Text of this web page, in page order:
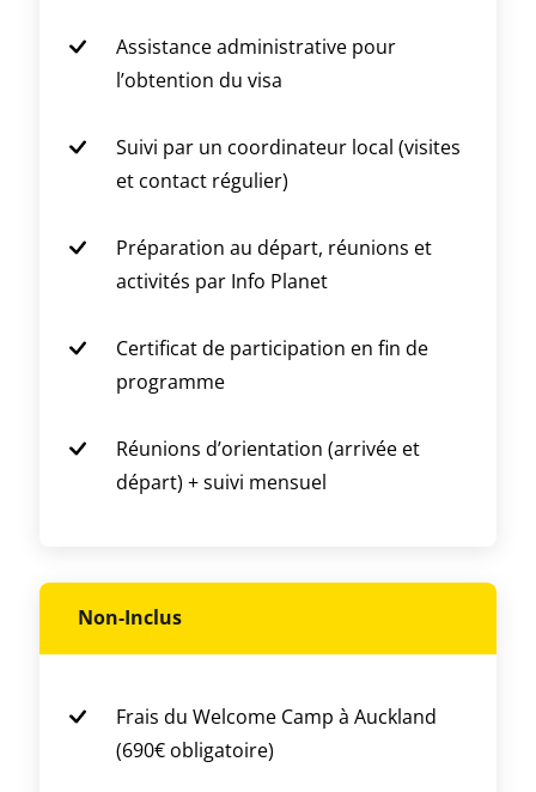
Assistance administrative pour
l’obtention du visa
Suivi par un coordinateur local (visites
et contact régulier)
Préparation au départ, réunions et
activités par Info Planet
Certificat de participation en fin de
programme
Réunions d’orientation (arrivée et
départ) + suivi mensuel
Non-Inclus
Frais du Welcome Camp à Auckland
(690€ obligatoire)